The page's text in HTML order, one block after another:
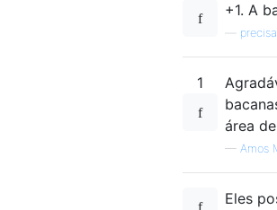
+1. A
1
área
— Amos
Eles